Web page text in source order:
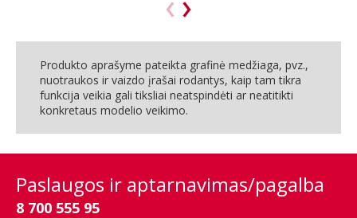
Produkto aprašyme pateikta grafinė medžiaga, pvz.,
nuotraukos ir vaizdo įrašai rodantys, kaip tam tikra
funkcija veikia gali tiksliai neatspindėti ar neatitikti
konkretaus modelio veikimo.
Paslaugos ir aptarnavimas/pagalba
8 700 555 95